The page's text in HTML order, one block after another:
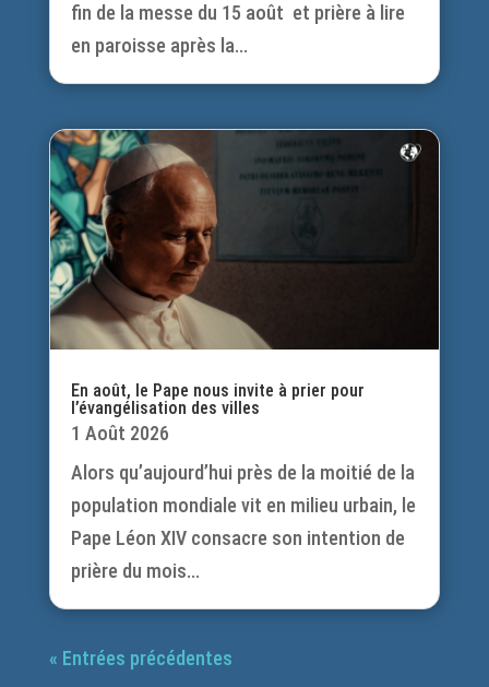
fin de la messe du 15 août et prière à lire
en paroisse après la...
En août, le Pape nous invite à prier pour
l’évangélisation des villes
1 Août 2026
Alors qu’aujourd’hui près de la moitié de la
population mondiale vit en milieu urbain, le
Pape Léon XIV consacre son intention de
prière du mois...
« Entrées précédentes